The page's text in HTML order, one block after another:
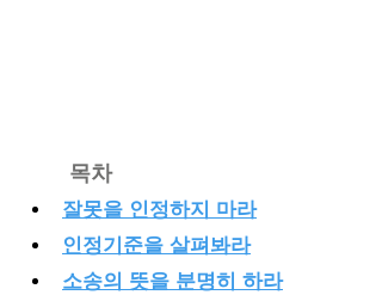
목차
잘못을 인정하지 마라
인정기준을 살펴봐라
소송의 뜻을 분명히 하라